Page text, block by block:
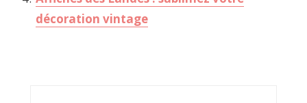
décoration vintage